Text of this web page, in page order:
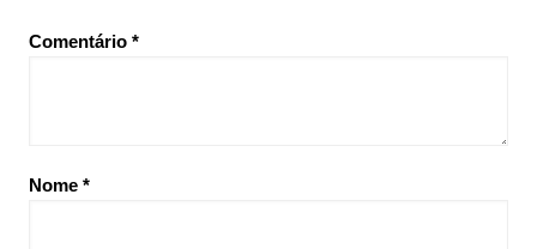
Comentário *
Nome *